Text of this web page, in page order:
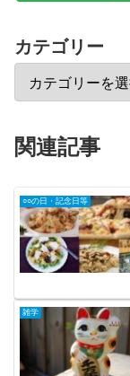
カテゴリー
関連記事
○○の日・記念日等
雑学